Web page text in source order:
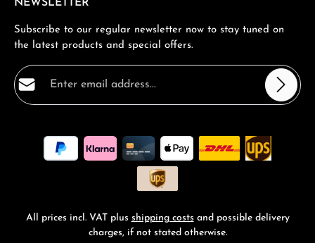
NEWSLETTER
Subscribe to our regular newsletter now to stay tuned on
the latest products and special offers.
Email address*
By selecting continue you confirm that you have read
ourdata protection informationand accepted our
general terms and conditions
All prices incl. VAT plus shipping costs and possible delivery
charges, if not stated otherwise.